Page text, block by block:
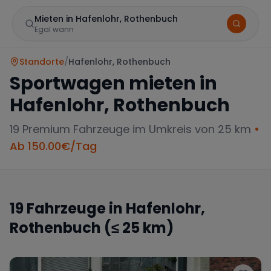
Mieten in Hafenlohr, Rothenbuch
Egal wann
Mercedes BMW
Standorte/Hafenlohr, Rothenbuch
Sportwagen mieten in
Hafenlohr, Rothenbuch
19 Premium Fahrzeuge im Umkreis von 25 km •
Ab 150.00€/Tag
19 Fahrzeuge in Hafenlohr,
Rothenbuch (≤ 25 km)